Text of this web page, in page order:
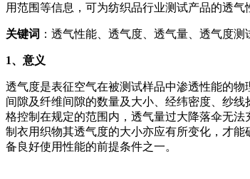
用范围等信息，可为纺织品行业测试产品的透气
关键词 ：透气性能、透气度、透气量、透气度
1、意义
透气度是表征空气在被测试样品中渗透性能的
间隙及纤维间隙的数量及大小、经纬密度、纱
格控制在规定的范围内，透气量过大降落伞无
制衣用织物其透气度的大小亦应有所变化，才
备良好使用性能的前提条件之一。